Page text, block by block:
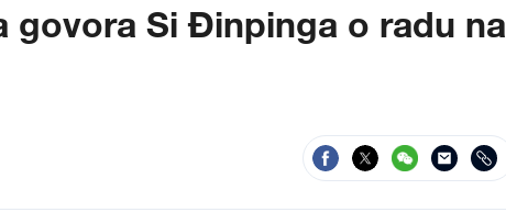
govora Si Đinpinga o radu na